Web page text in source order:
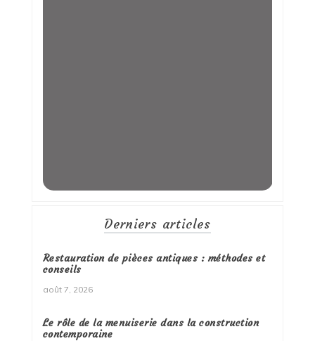
Derniers articles
Restauration de pièces antiques : méthodes et
conseils
août 7, 2026
Le rôle de la menuiserie dans la construction
contemporaine